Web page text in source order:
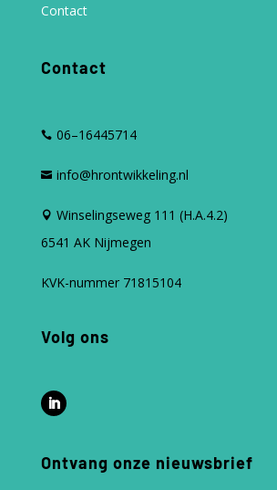
Contact
Contact
06–16445714
info@hrontwikkeling.nl
Winselingseweg 111 (H.A.4.2)
6541 AK Nijmegen
KVK-nummer 71815104
Volg ons
Ontvang onze nieuwsbrief